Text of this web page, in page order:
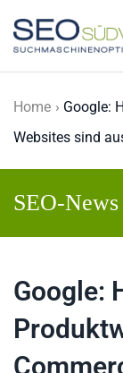
Skip to
Home
Google:
Websites sind
SEO-News
Google: